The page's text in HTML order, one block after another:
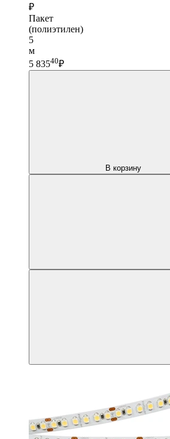
₽
Пакет
(полиэтилен)
5
м
5 83540₽
В корзину